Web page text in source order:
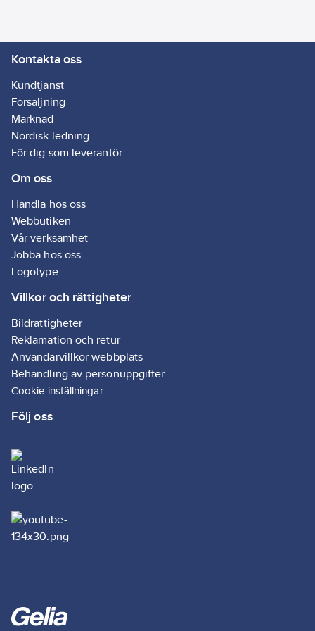
Kontakta oss
Kundtjänst
Försäljning
Marknad
Nordisk ledning
För dig som leverantör
Om oss
Handla hos oss
Webbutiken
Vår verksamhet
Jobba hos oss
Logotype
Villkor och rättigheter
Bildrättigheter
Reklamation och retur
Användarvillkor webbplats
Behandling av personuppgifter
Cookie-inställningar
Följ oss